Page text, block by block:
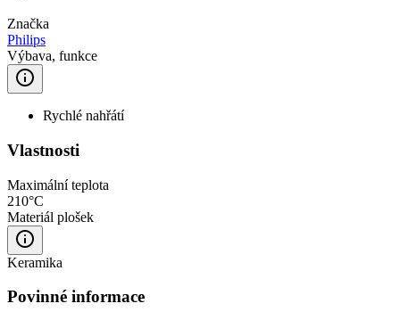
Značka
Philips
Výbava, funkce
Rychlé nahřátí
Vlastnosti
Maximální teplota
210°C
Materiál plošek
Keramika
Povinné informace